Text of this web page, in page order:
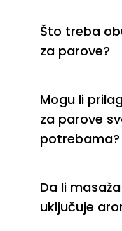
Što treba
za parove?
Mogu li
za parove
potrebama?
Da li
uključuje